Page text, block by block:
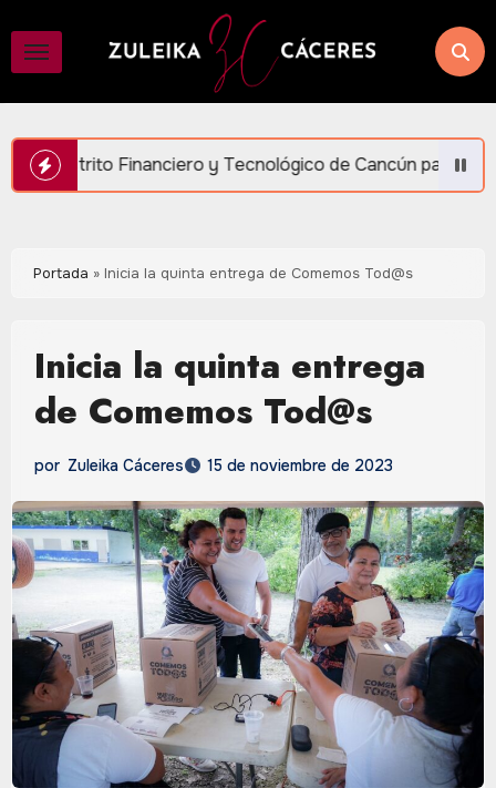
contenido
de Cancún para generar más empleo y bienestar:
Portada » Inicia la quinta entrega de Comemos Tod@s
Inicia la quinta entrega
de Comemos Tod@s
por Zuleika Cáceres 15 de noviembre de 2023